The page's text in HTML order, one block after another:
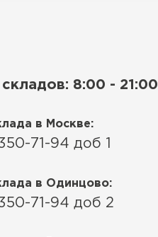
8:00 - 21:00
в Москве:
71-94 доб 1
в Одинцово:
71-94 доб 2